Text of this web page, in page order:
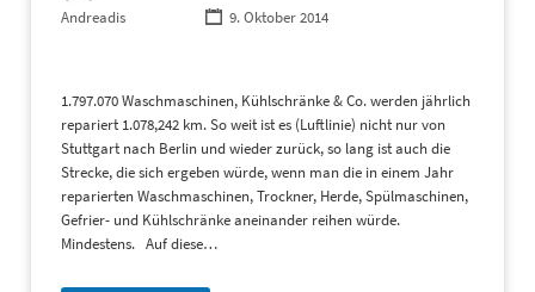
Andreadis
9. Oktober 2014
1.797.070 Waschmaschinen, Kühlschränke & Co. werden jährlich
repariert 1.078,242 km. So weit ist es (Luftlinie) nicht nur von
Stuttgart nach Berlin und wieder zurück, so lang ist auch die
Strecke, die sich ergeben würde, wenn man die in einem Jahr
reparierten Waschmaschinen, Trockner, Herde, Spülmaschinen,
Gefrier- und Kühlschränke aneinander reihen würde.
Mindestens. Auf diese…